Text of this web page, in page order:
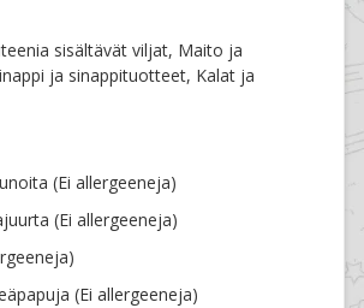
sisältävät viljat, Maito ja
ja sinappituotteet, Kalat ja
(Ei allergeeneja)
(Ei allergeeneja)
(Ei allergeeneja)